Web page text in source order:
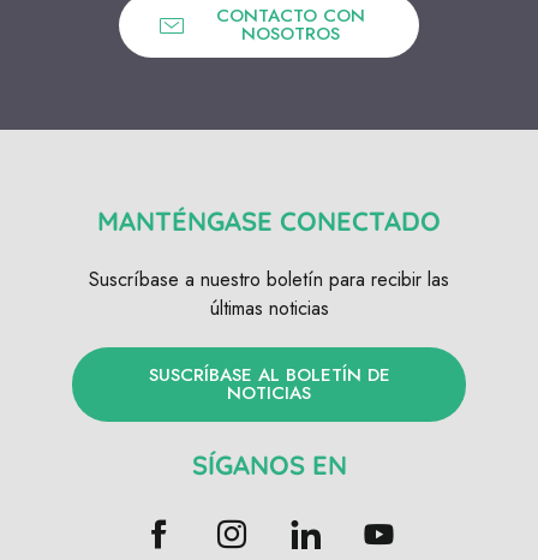
CONTACTO CON
NOSOTROS
MANTÉNGASE CONECTADO
Suscríbase a nuestro boletín para recibir las
últimas noticias
SUSCRÍBASE AL BOLETÍN DE
NOTICIAS
SÍGANOS EN